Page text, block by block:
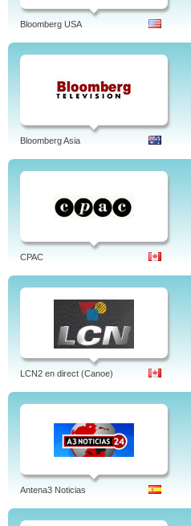
Bloomberg USA
Bloomberg Asia
CPAC
LCN2 en direct (Canoe)
Antena3 Noticias